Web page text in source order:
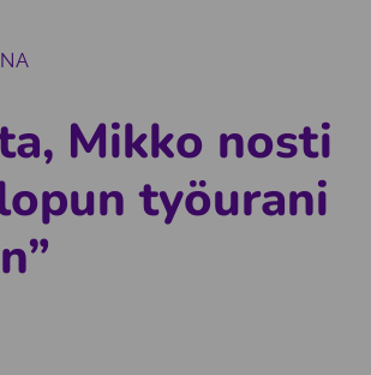
Mikko nosti
työurani